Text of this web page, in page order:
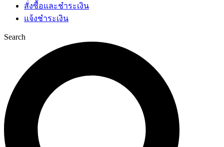
สั่งซื้อและชำระเงิน
แจ้งชำระเงิน
Search